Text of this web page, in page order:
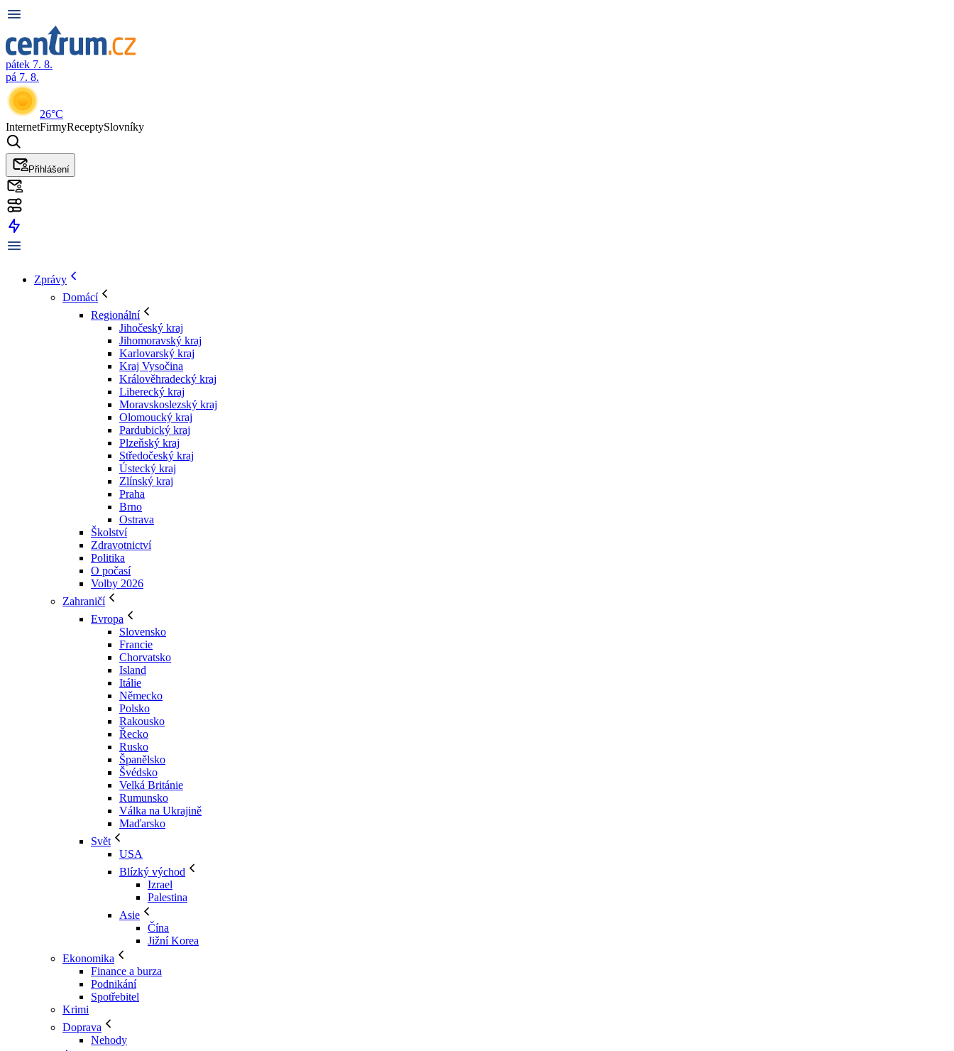
pátek 7. 8.
pá 7. 8.
26°C
InternetFirmyReceptySlovníky
Přihlášení
Zprávy
Domácí
Regionální
Jihočeský kraj
Jihomoravský kraj
Karlovarský kraj
Kraj Vysočina
Králověhradecký kraj
Liberecký kraj
Moravskoslezský kraj
Olomoucký kraj
Pardubický kraj
Plzeňský kraj
Středočeský kraj
Ústecký kraj
Zlínský kraj
Praha
Brno
Ostrava
Školství
Zdravotnictví
Politika
O počasí
Volby 2026
Zahraničí
Evropa
Slovensko
Francie
Chorvatsko
Island
Itálie
Německo
Polsko
Rakousko
Řecko
Rusko
Španělsko
Švédsko
Velká Británie
Rumunsko
Válka na Ukrajině
Maďarsko
Svět
USA
Blízký východ
Izrael
Palestina
Asie
Čína
Jižní Korea
Ekonomika
Finance a burza
Podnikání
Spotřebitel
Krimi
Doprava
Nehody